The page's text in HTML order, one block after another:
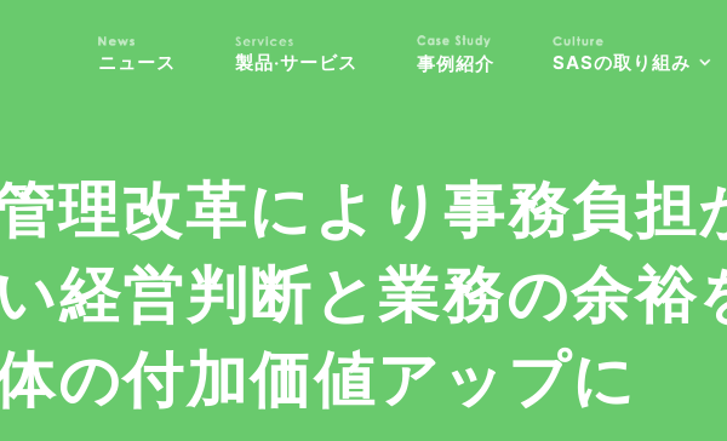
ニュース 製品‧サービス 事例紹介 SASの取り組み
理改革により事務負
経営判断と業務の余裕
の付加価値アップに